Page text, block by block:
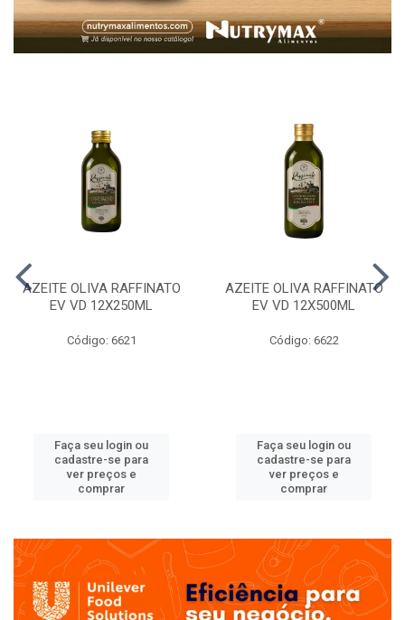
AZEITE OLIVA RAFFINATO
EV VD 12X250ML
Código: 6621
Faça seu login ou
cadastre-se para
ver preços e
comprar
AZEITE OLIVA RAFFINATO
EV VD 12X500ML
Código: 6622
Faça seu login ou
cadastre-se para
ver preços e
comprar